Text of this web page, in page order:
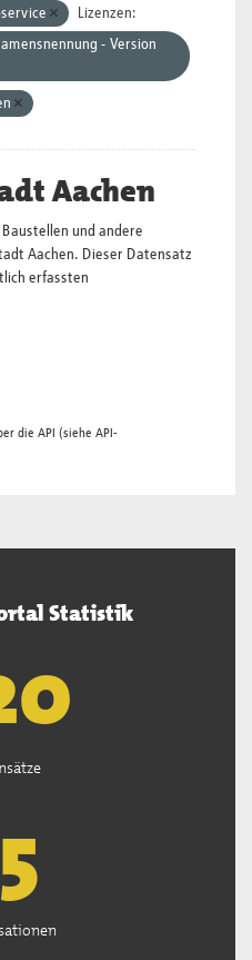
Lizenzen:
- Version
Aachen
und andere
Aachen. Dieser Datensatz
erfassten
die API (siehe API-
Statistik